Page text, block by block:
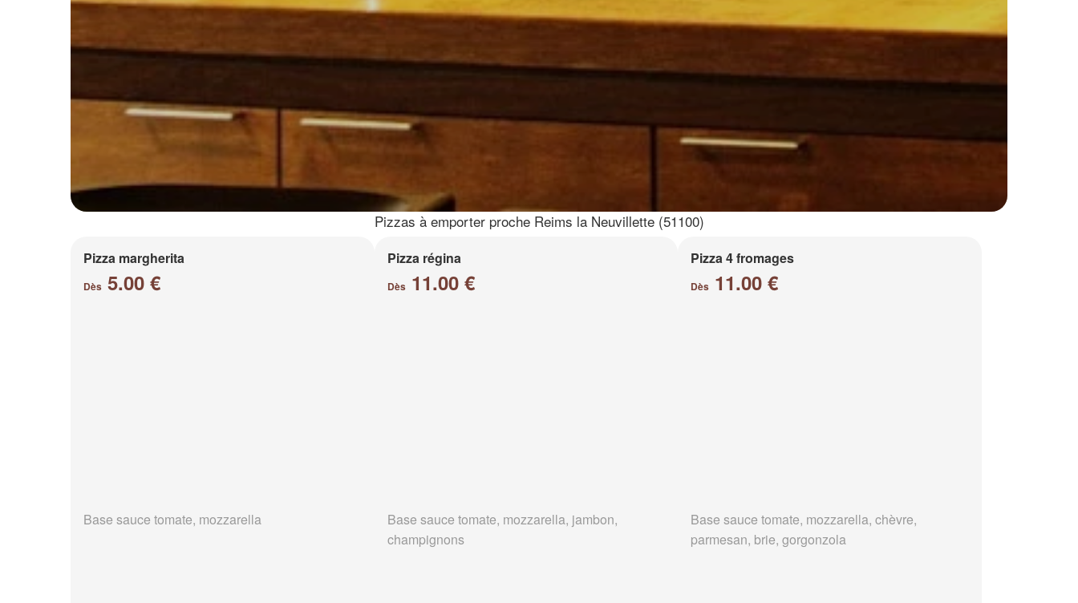
Pizzas à emporter proche Reims la Neuvillette (51100)
Pizza margherita
Dès 5.00 €
Base sauce tomate, mozzarella
Pizza régina
Dès11.00 €
Base sauce tomate, mozzarella, jambon,
champignons
Pizza 4 fromages
Dès 11.00 €
Base sauce tomate, mozzarella, chèvre,
parmesan, brie, gorgonzola